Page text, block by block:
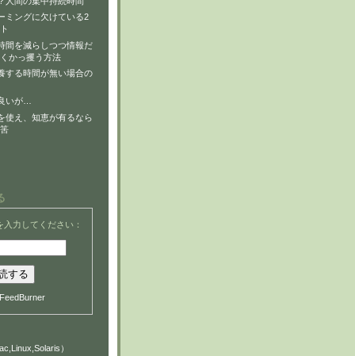
ミングに欠けている2
間を減らしつつ情報だ
かっ攫う方法
する時間が無い場合の
いが…
使え、知恵が有るなら
入力してください：
FeedBurner
）